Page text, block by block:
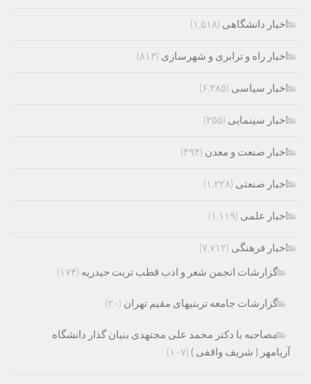
اخبار دانشگاهی (۱,۵۱۸)
اخبار راه و ترابری و شهرسازی (۸۱۳)
اخبار سیاسی (۶,۳۸۵)
اخبار سینمایی (۲۵۵)
اخبار صنعت و معدن (۴۹۴)
اخبار صنعتی (۱,۲۲۸)
اخبار علمی (۱,۱۱۹)
اخبار فرهنگی (۷,۷۱۲)
گزارشات انجمن شعر و ادب قطب تربت حیدریه (۱۷۴)
گزارشات جامعه تربتیهای مقیم تهران (۲۰)
مصاحبه با دکتر محمد علی مجتهدی بنیان گذار دانشگاه
آریامهر ( شریف واقفی ) (۱۰۷)